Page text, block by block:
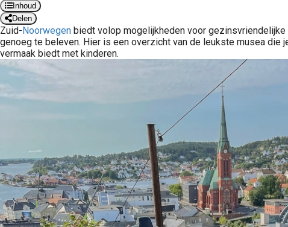
Inhoud
Delen
Zuid-Noorwegen biedt volop mogelijkheden voor
genoeg te beleven. Hier is een overzicht van de leukste musea
vermaak biedt met kinderen.